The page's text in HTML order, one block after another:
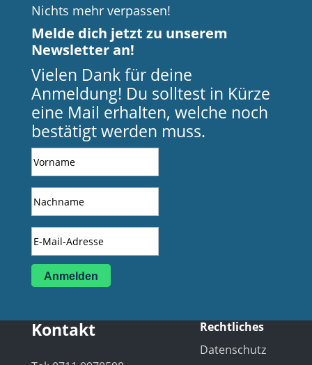
Nichts mehr verpassen!
Melde dich jetzt zu unserem
Newsletter an!
Vielen Dank für deine
Anmeldung! Du solltest in Kürze
eine Mail erhalten, welche noch
bestätigt werden muss.
Anmelden
Kontakt
Rechtliches
Datenschutz